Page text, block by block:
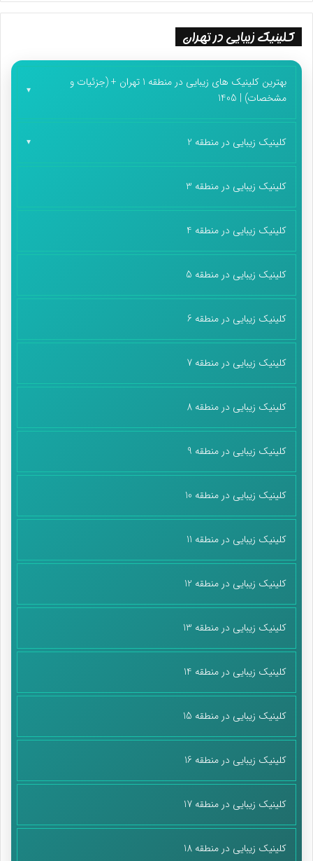
جالب اینکه رضا پهلوی، پسر شاه مخلوع و نوه پادشاهی که دشت
ناامید را حراج کرد رویای همکاری با اسرائیلی‌ها برای حل بحران آب در
ایران در فردای براندازی را در سر می‌پروراند.
پایان پیام/غ
کلینیک زیبایی در تهران
بهترین کلینیک های زیبایی در منطقه 1 تهران + (جزئیات و
مشخصات) | 1405
کلینیک زیبایی در منطقه 2
کلینیک زیبایی در منطقه 3
کلینیک زیبایی در منطقه 4
کلینیک زیبایی در منطقه 5
کلینیک زیبایی در منطقه 6
کلینیک زیبایی در منطقه 7
کلینیک زیبایی در منطقه 8
کلینیک زیبایی در منطقه 9
کلینیک زیبایی در منطقه 10
کلینیک زیبایی در منطقه 11
کلینیک زیبایی در منطقه 12
کلینیک زیبایی در منطقه 13
کلینیک زیبایی در منطقه 14
کلینیک زیبایی در منطقه 15
کلینیک زیبایی در منطقه 16
کلینیک زیبایی در منطقه 17
کلینیک زیبایی در منطقه 18